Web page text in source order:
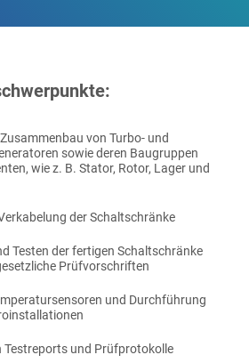
von Turbo- und
sowie deren Baugruppen
wie z. B. Stator, Rotor, Lager und
der Schaltschränke
Testen der fertigen Schaltschränke
Prüfvorschriften
und Durchführung
Testreports und Prüfprotokolle